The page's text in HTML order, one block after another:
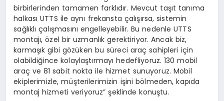
birbirlerinden tamamen farklıdır. Mevcut taşıt tanıma
halkası UTTS ile aynı frekansta çalışırsa, sistemin
sağlıklı çalışmasını engelleyebilir. Bu nedenle UTTS
montajı, özel bir uzmanlık gerektiriyor. Ancak biz,
karmaşık gibi gözüken bu süreci araç sahipleri için
olabildiğince kolaylaştırmayı hedefliyoruz. 130 mobil
araç ve 81 sabit nokta ile hizmet sunuyoruz. Mobil
ekiplerimizle, müşterilerimizin işini bölmeden, kapıda
montaj hizmeti veriyoruz” şeklinde konuştu.